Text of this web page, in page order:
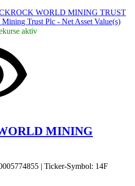
WORLD MINING TRUST
Trust Plc - Net Asset Value(s)
aktiv
MINING
| Ticker-Symbol: 14F